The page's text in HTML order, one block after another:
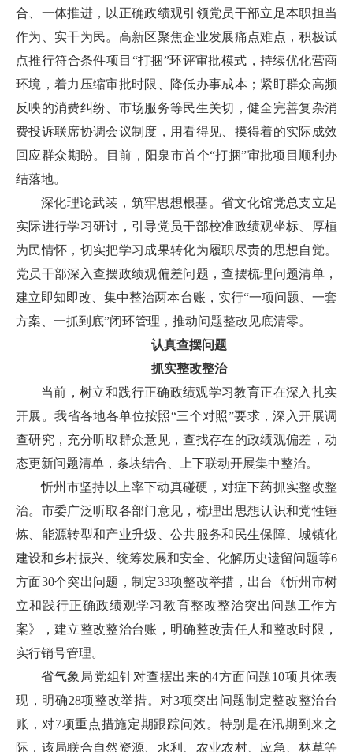
合、一体推进，以正确政绩观引领党员干部立足本职担当
作为、实干为民。高新区聚焦企业发展痛点难点，积极试
点推行符合条件项目“打捆”环评审批模式，持续优化营商
环境，着力压缩审批时限、降低办事成本；紧盯群众高频
反映的消费纠纷、市场服务等民生关切，健全完善复杂消
费投诉联席协调会议制度，用看得见、摸得着的实际成效
回应群众期盼。目前，阳泉市首个“打捆”审批项目顺利办
结落地。
深化理论武装，筑牢思想根基。省文化馆党总支立足
实际进行学习研讨，引导党员干部校准政绩观坐标、厚植
为民情怀，切实把学习成果转化为履职尽责的思想自觉。
党员干部深入查摆政绩观偏差问题，查摆梳理问题清单，
建立即知即改、集中整治两本台账，实行“一项问题、一套
方案、一抓到底”闭环管理，推动问题整改见底清零。
认真查摆问题
抓实整改整治
当前，树立和践行正确政绩观学习教育正在深入扎实
开展。我省各地各单位按照“三个对照”要求，深入开展调
查研究，充分听取群众意见，查找存在的政绩观偏差，动
态更新问题清单，条块结合、上下联动开展集中整治。
忻州市坚持以上率下动真碰硬，对症下药抓实整改整
治。市委广泛听取各部门意见，梳理出思想认识和党性锤
炼、能源转型和产业升级、公共服务和民生保障、城镇化
建设和乡村振兴、统筹发展和安全、化解历史遗留问题等6
方面30个突出问题，制定33项整改举措，出台《忻州市树
立和践行正确政绩观学习教育整改整治突出问题工作方
案》，建立整改整治台账，明确整改责任人和整改时限，
实行销号管理。
省气象局党组针对查摆出来的4方面问题10项具体表
现，明确28项整改举措。对3项突出问题制定整改整治台
账，对7项重点措施定期跟踪问效。特别是在汛期到来之
际，该局联合自然资源、水利、农业农村、应急、林草等